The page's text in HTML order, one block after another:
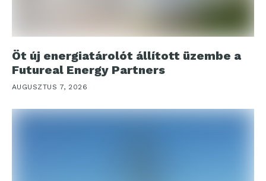
Öt új energiatárolót állított üzembe a
Futureal Energy Partners
AUGUSZTUS 7, 2026